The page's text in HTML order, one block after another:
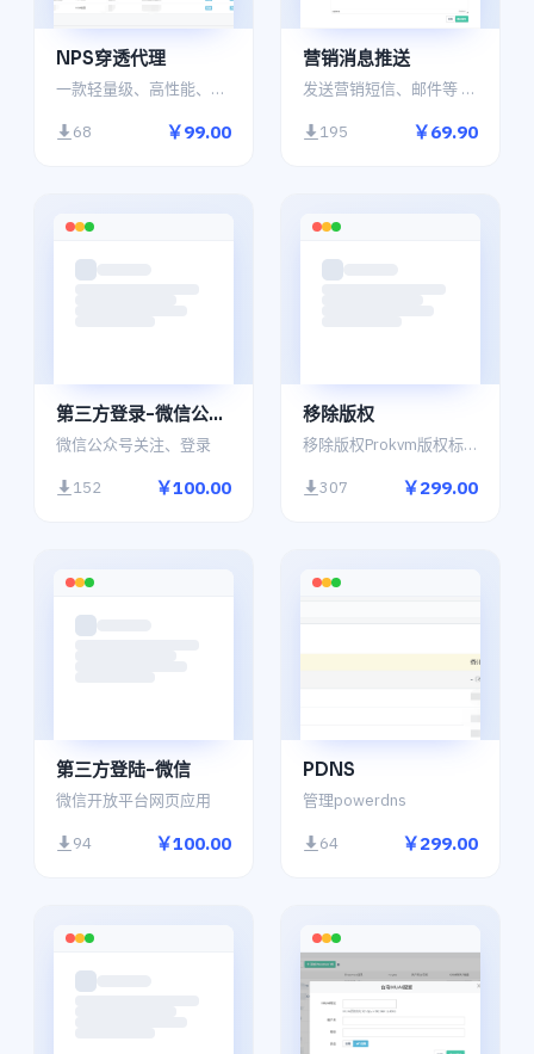
NPS穿透代理
一款轻量级、高性能、功能强大的内网穿透代理服务器
68 ￥99.00
营销消息推送
发送营销短信、邮件等 在服务->通知管理内查看
195 ￥69.90
第三方登录-微信公众号
微信公众号关注、登录
152 ￥100.00
移除版权
移除版权Prokvm版权标识 到期停用
307 ￥299.00
第三方登陆-微信
微信开放平台网页应用
94 ￥100.00
PDNS
管理powerdns
64 ￥299.00